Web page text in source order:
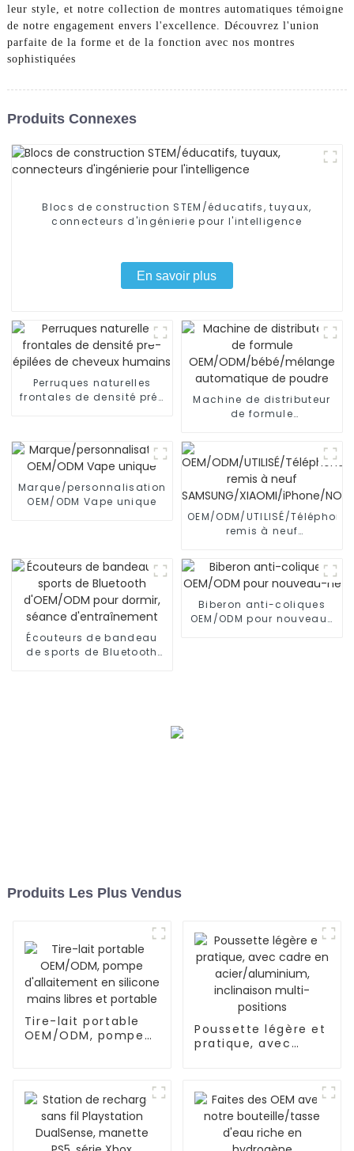
leur style, et notre collection de montres automatiques témoigne
de notre engagement envers l'excellence. Découvrez l'union
parfaite de la forme et de la fonction avec nos montres
sophistiquées
Produits Connexes
Blocs de construction STEM/éducatifs, tuyaux,
connecteurs d'ingénierie pour l'intelligence
En savoir plus
Perruques naturelles
frontales de densité pré-
Machine de distributeur
de formule
automatique de poudre
Marque/personnalisation
OEM/ODM Vape unique
OEM/ODM/UTILISÉ/Téléphone
remis à neuf
Écouteurs de bandeau
de sports de Bluetooth
Biberon anti-coliques
OEM/ODM pour nouveau-
Produits Les Plus Vendus
Tire-lait portable
OEM/ODM, pompe
Poussette légère et
pratique, avec
positions